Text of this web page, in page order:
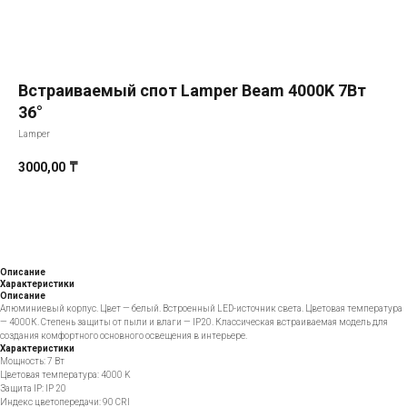
Встраиваемый спот Lamper Beam 4000K 7Вт
36°
Lamper
3000,00 ₸
Описание
Характеристики
Описание
Алюминиевый корпус. Цвет — белый. Встроенный LED-источник света. Цветовая температура
— 4000К. Степень защиты от пыли и влаги — IP20. Классическая встраиваемая модель для
создания комфортного основного освещения в интерьере.
Характеристики
Мощность: 7 Вт
Цветовая температура: 4000 K
Защита IP: IP 20
Индекс цветопередачи: 90 CRI